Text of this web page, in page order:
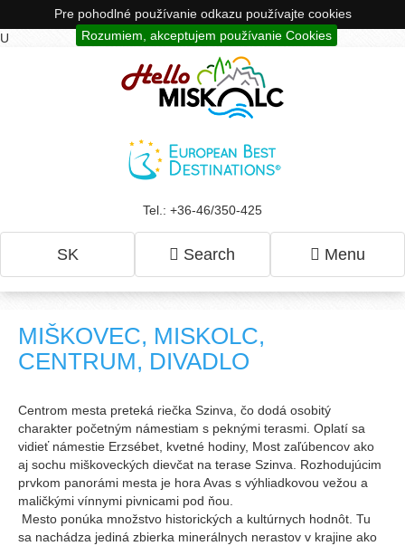
Pre pohodlné používanie odkazu používajte cookies
Rozumiem, akceptujem používanie Cookies
U
Tel.: +36-46/350-425
SK Search Menu
MIŠKOVEC, MISKOLC,
CENTRUM, DIVADLO
Centrom mesta preteká riečka Szinva, čo dodá osobitý
charakter početným námestiam s peknými terasmi. Oplatí sa
vidieť námestie Erzsébet, kvetné hodiny, Most zaľúbencov ako
aj sochu miškoveckých dievčat na terase Szinva. Rozhodujúcim
prvkom panorámi mesta je hora Avas s výhliadkovou vežou a
maličkými vínnymi pivnicami pod ňou.
Mesto ponúka množstvo historických a kultúrnych hodnôt. Tu
sa nachádza jediná zbierka minerálnych nerastov v krajine ako